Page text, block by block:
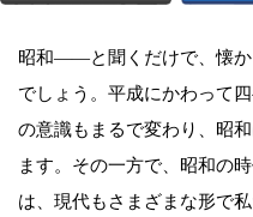
昭和――と聞くだけで、懐か
でしょう。平成にかわって
の意識もまるで変わり、昭
ます。その一方で、昭和の
は、現代もさまざまな形で